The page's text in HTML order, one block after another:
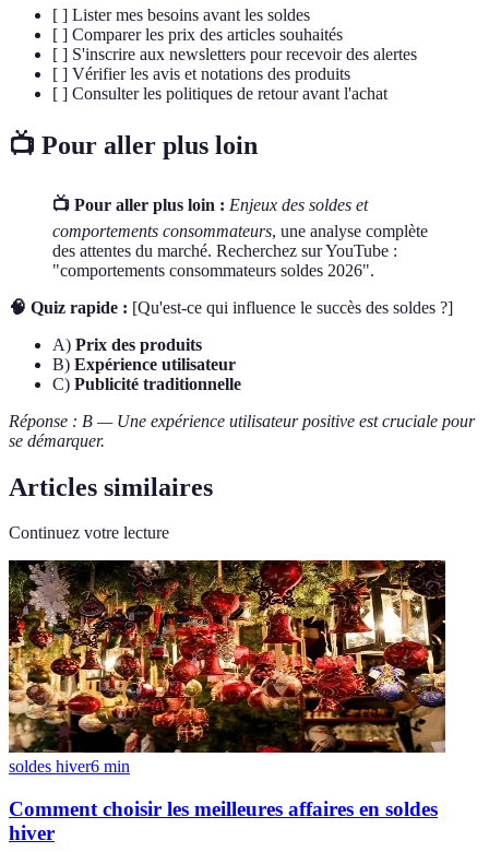
[ ] Lister mes besoins avant les soldes
[ ] Comparer les prix des articles souhaités
[ ] S'inscrire aux newsletters pour recevoir des alertes
[ ] Vérifier les avis et notations des produits
[ ] Consulter les politiques de retour avant l'achat
📺 Pour aller plus loin
📺 Pour aller plus loin : Enjeux des soldes et
comportements consommateurs, une analyse complète
des attentes du marché. Recherchez sur YouTube :
"comportements consommateurs soldes 2026".
🧠 Quiz rapide : [Qu'est-ce qui influence le succès des soldes ?]
A) Prix des produits
B) Expérience utilisateur
C) Publicité traditionnelle
Réponse : B — Une expérience utilisateur positive est cruciale pour
se démarquer.
Articles similaires
Continuez votre lecture
soldes hiver6 min
Comment choisir les meilleures affaires en soldes
hiver